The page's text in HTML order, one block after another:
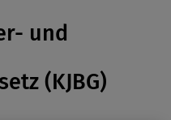
und
(KJBG)